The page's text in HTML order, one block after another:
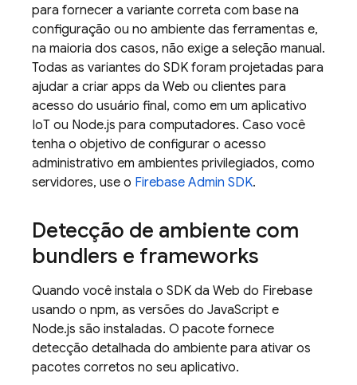
para fornecer a variante correta com base na
configuração ou no ambiente das ferramentas e,
na maioria dos casos, não exige a seleção manual.
Todas as variantes do SDK foram projetadas para
ajudar a criar apps da Web ou clientes para
acesso do usuário final, como em um aplicativo
IoT ou Node.js para computadores. Caso você
tenha o objetivo de configurar o acesso
administrativo em ambientes privilegiados, como
servidores, use o Firebase Admin SDK.
Detecção de ambiente com
bundlers e frameworks
Quando você instala o SDK da Web do Firebase
usando o npm, as versões do JavaScript e
Node.js são instaladas. O pacote fornece
detecção detalhada do ambiente para ativar os
pacotes corretos no seu aplicativo.